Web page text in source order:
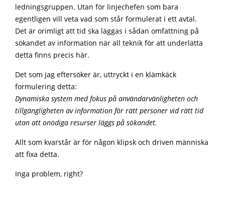
ledningsgruppen. Utan för linjechefen som bara
egentligen vill veta vad som står formulerat i ett avtal.
Det är orimligt att tid ska läggas i sådan omfattning på
sökandet av information när all teknik för att underlätta
detta finns precis här.
Det som jag eftersöker är, uttryckt i en klämkäck
formulering detta:
Dynamiska system med fokus på användarvänligheten och
tillgängligheten av information för rätt personer vid rätt tid
utan att onödiga resurser läggs på sökandet.
Allt som kvarstår är för någon klipsk och driven människa
att fixa detta.
Inga problem, right?